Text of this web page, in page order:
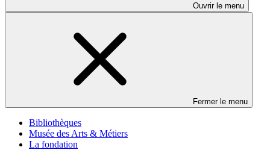
Ouvrir le menu
Fermer le menu
Bibliothèques
Musée des Arts & Métiers
La fondation